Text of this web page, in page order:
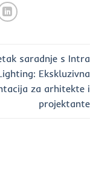
saradnje s Intra
Ekskluzivna
za arhitekte i
projektante